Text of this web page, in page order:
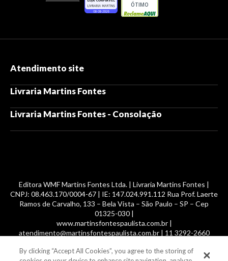
ÓTIMO
Atendimento site
Livraria Martins Fontes
Livraria Martins Fontes - Consolação
Editora WMF Martins Fontes Ltda. | Livraria Martins Fontes |
CNPJ: 08.463.170/0004-67 | IE: 147.024.991.112 Rua Prof. Laerte
Ramos de Carvalho, 133 – Bela Vista – São Paulo – SP – Cep
01325-030 |
www.martinsfontespaulista.com.br |
atendimento@martinsfontespaulista.com.br | 11 3292-2660
© 2014 -2026, MartinsFontes livros nacionais e importados,
By clicking “Accept All Cookies”, you agree to the storing of